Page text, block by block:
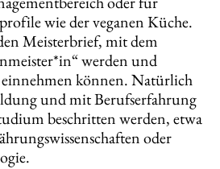
wie der veganen Küche.
Meisterbrief, mit dem
werden und
können. Natürlich
und mit Berufserfahrung
beschritten werden, etwa
oder